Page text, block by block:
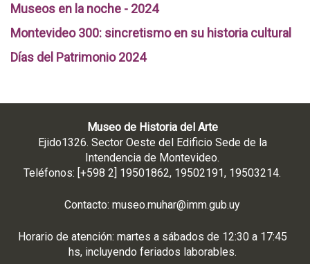
Museos en la noche - 2024
Montevideo 300: sincretismo en su historia cultural
Días del Patrimonio 2024
Museo de Historia del Arte
Ejido1326. Sector Oeste del Edificio Sede de la
Intendencia de Montevideo.
Teléfonos: [+598 2] 19501862, 19502191, 19503214.
Contacto: museo.muhar@imm.gub.uy
Horario de atención: martes a sábados de 12:30 a 17:45
hs, incluyendo feriados laborables.